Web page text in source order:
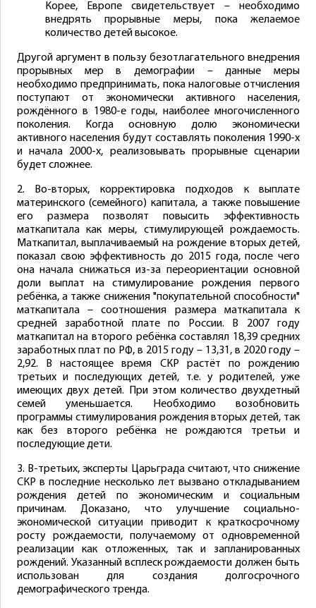
Корее, Европе свидетельствует – необходимо
внедрять прорывные меры, пока желаемое
количество детей высокое.
Другой аргумент в пользу безотлагательного внедрения
прорывных мер в демографии – данные меры
необходимо предпринимать, пока налоговые отчисления
поступают от экономически активного населения,
рождённого в 1980-е годы, наиболее многочисленного
поколения. Когда основную долю экономически
активного населения будут составлять поколения 1990-х
и начала 2000-х, реализовывать прорывные сценарии
будет сложнее.
2. Во-вторых, корректировка подходов к выплате
материнского (семейного) капитала, а также повышение
его размера позволят повысить эффективность
маткапитала как меры, стимулирующей рождаемость.
Маткапитал, выплачиваемый на рождение вторых детей,
показал свою эффективность до 2015 года, после чего
она начала снижаться из-за переориентации основной
доли выплат на стимулирование рождения первого
ребёнка, а также снижения "покупательной способности"
маткапитала – соотношения размера маткапитала к
средней заработной плате по России. В 2007 году
маткапитал на второго ребёнка составлял 18,39 средних
заработных плат по РФ, в 2015 году – 13,31, в 2020 году –
2,92. В настоящее время СКР растёт по рождению
третьих и последующих детей, т.е. у родителей, уже
имеющих двух детей. При этом количество двухдетный
семей уменьшается. Необходимо возобновить
программы стимулирования рождения вторых детей, так
как без второго ребёнка не рождаются третьи и
последующие дети.
3. В-третьих, эксперты Царьграда считают, что снижение
СКР в последние несколько лет вызвано откладыванием
рождения детей по экономическим и социальным
причинам. Доказано, что улучшение социально-
экономической ситуации приводит к краткосрочному
росту рождаемости, получаемому от одновременной
реализации как отложенных, так и запланированных
рождений. Указанный всплеск рождаемости должен быть
использован для создания долгосрочного
демографического тренда.